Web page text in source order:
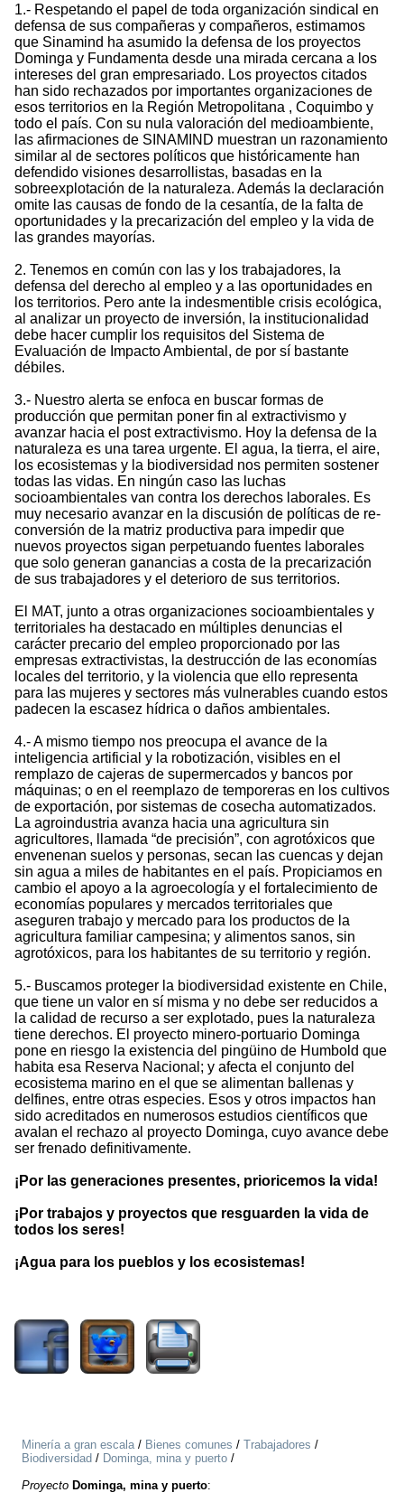
1.- Respetando el papel de toda organización sindical en
defensa de sus compañeras y compañeros, estimamos
que Sinamind ha asumido la defensa de los proyectos
Dominga y Fundamenta desde una mirada cercana a los
intereses del gran empresariado. Los proyectos citados
han sido rechazados por importantes organizaciones de
esos territorios en la Región Metropolitana , Coquimbo y
todo el país. Con su nula valoración del medioambiente,
las afirmaciones de SINAMIND muestran un razonamiento
similar al de sectores políticos que históricamente han
defendido visiones desarrollistas, basadas en la
sobreexplotación de la naturaleza. Además la declaración
omite las causas de fondo de la cesantía, de la falta de
oportunidades y la precarización del empleo y la vida de
las grandes mayorías.
2. Tenemos en común con las y los trabajadores, la
defensa del derecho al empleo y a las oportunidades en
los territorios. Pero ante la indesmentible crisis ecológica,
al analizar un proyecto de inversión, la institucionalidad
debe hacer cumplir los requisitos del Sistema de
Evaluación de Impacto Ambiental, de por sí bastante
débiles.
3.- Nuestro alerta se enfoca en buscar formas de
producción que permitan poner fin al extractivismo y
avanzar hacia el post extractivismo. Hoy la defensa de la
naturaleza es una tarea urgente. El agua, la tierra, el aire,
los ecosistemas y la biodiversidad nos permiten sostener
todas las vidas. En ningún caso las luchas
socioambientales van contra los derechos laborales. Es
muy necesario avanzar en la discusión de políticas de re-
conversión de la matriz productiva para impedir que
nuevos proyectos sigan perpetuando fuentes laborales
que solo generan ganancias a costa de la precarización
de sus trabajadores y el deterioro de sus territorios.
El MAT, junto a otras organizaciones socioambientales y
territoriales ha destacado en múltiples denuncias el
carácter precario del empleo proporcionado por las
empresas extractivistas, la destrucción de las economías
locales del territorio, y la violencia que ello representa
para las mujeres y sectores más vulnerables cuando estos
padecen la escasez hídrica o daños ambientales.
4.- A mismo tiempo nos preocupa el avance de la
inteligencia artificial y la robotización, visibles en el
remplazo de cajeras de supermercados y bancos por
máquinas; o en el reemplazo de temporeras en los cultivos
de exportación, por sistemas de cosecha automatizados.
La agroindustria avanza hacia una agricultura sin
agricultores, llamada “de precisión”, con agrotóxicos que
envenenan suelos y personas, secan las cuencas y dejan
sin agua a miles de habitantes en el país. Propiciamos en
cambio el apoyo a la agroecología y el fortalecimiento de
economías populares y mercados territoriales que
aseguren trabajo y mercado para los productos de la
agricultura familiar campesina; y alimentos sanos, sin
agrotóxicos, para los habitantes de su territorio y región.
5.- Buscamos proteger la biodiversidad existente en Chile,
que tiene un valor en sí misma y no debe ser reducidos a
la calidad de recurso a ser explotado, pues la naturaleza
tiene derechos. El proyecto minero-portuario Dominga
pone en riesgo la existencia del pingüino de Humbold que
habita esa Reserva Nacional; y afecta el conjunto del
ecosistema marino en el que se alimentan ballenas y
delfines, entre otras especies. Esos y otros impactos han
sido acreditados en numerosos estudios científicos que
avalan el rechazo al proyecto Dominga, cuyo avance debe
ser frenado definitivamente.
¡Por las generaciones presentes, prioricemos la vida!
¡Por trabajos y proyectos que resguarden la vida de
todos los seres!
¡Agua para los pueblos y los ecosistemas!
Minería a gran escala/ Bienes comunes / Trabajadores /
Biodiversidad / Dominga, mina y puerto /
Proyecto Dominga, mina y puerto: